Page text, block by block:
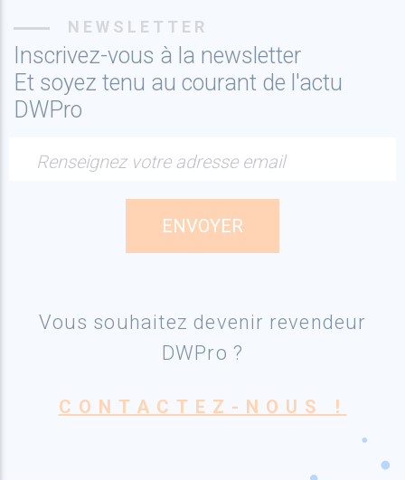
NEWSLETTER
Inscrivez-vous à la newsletter
Et soyez tenu au courant de l'actu
DWPro
Renseignez votre adresse email
Vous souhaitez devenir revendeur
DWPro ?
CONTACTEZ-NOUS !